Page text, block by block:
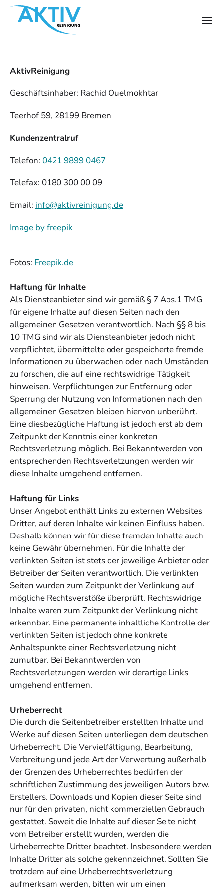
AktivReinigung
Geschäftsinhaber: Rachid Ouelmokhtar
Teerhof 59, 28199 Bremen
Kundenzentralruf
Telefon: 0421 9899 0467
Telefax: 0180 300 00 09
Email: info@aktivreinigung.de
Image by freepik
Fotos: Freepik.de
Haftung für Inhalte
Als Diensteanbieter sind wir gemäß § 7 Abs.1 TMG
für eigene Inhalte auf diesen Seiten nach den
allgemeinen Gesetzen verantwortlich. Nach §§ 8 bis
10 TMG sind wir als Diensteanbieter jedoch nicht
verpflichtet, übermittelte oder gespeicherte fremde
Informationen zu überwachen oder nach Umständen
zu forschen, die auf eine rechtswidrige Tätigkeit
hinweisen. Verpflichtungen zur Entfernung oder
Sperrung der Nutzung von Informationen nach den
allgemeinen Gesetzen bleiben hiervon unberührt.
Eine diesbezügliche Haftung ist jedoch erst ab dem
Zeitpunkt der Kenntnis einer konkreten
Rechtsverletzung möglich. Bei Bekanntwerden von
entsprechenden Rechtsverletzungen werden wir
diese Inhalte umgehend entfernen.
Haftung für Links
Unser Angebot enthält Links zu externen Websites
Dritter, auf deren Inhalte wir keinen Einfluss haben.
Deshalb können wir für diese fremden Inhalte auch
keine Gewähr übernehmen. Für die Inhalte der
verlinkten Seiten ist stets der jeweilige Anbieter oder
Betreiber der Seiten verantwortlich. Die verlinkten
Seiten wurden zum Zeitpunkt der Verlinkung auf
mögliche Rechtsverstöße überprüft. Rechtswidrige
Inhalte waren zum Zeitpunkt der Verlinkung nicht
erkennbar. Eine permanente inhaltliche Kontrolle der
verlinkten Seiten ist jedoch ohne konkrete
Anhaltspunkte einer Rechtsverletzung nicht
zumutbar. Bei Bekanntwerden von
Rechtsverletzungen werden wir derartige Links
umgehend entfernen.
Urheberrecht
Die durch die Seitenbetreiber erstellten Inhalte und
Werke auf diesen Seiten unterliegen dem deutschen
Urheberrecht. Die Vervielfältigung, Bearbeitung,
Verbreitung und jede Art der Verwertung außerhalb
der Grenzen des Urheberrechtes bedürfen der
schriftlichen Zustimmung des jeweiligen Autors bzw.
Erstellers. Downloads und Kopien dieser Seite sind
nur für den privaten, nicht kommerziellen Gebrauch
gestattet. Soweit die Inhalte auf dieser Seite nicht
vom Betreiber erstellt wurden, werden die
Urheberrechte Dritter beachtet. Insbesondere werden
Inhalte Dritter als solche gekennzeichnet. Sollten Sie
trotzdem auf eine Urheberrechtsverletzung
aufmerksam werden, bitten wir um einen